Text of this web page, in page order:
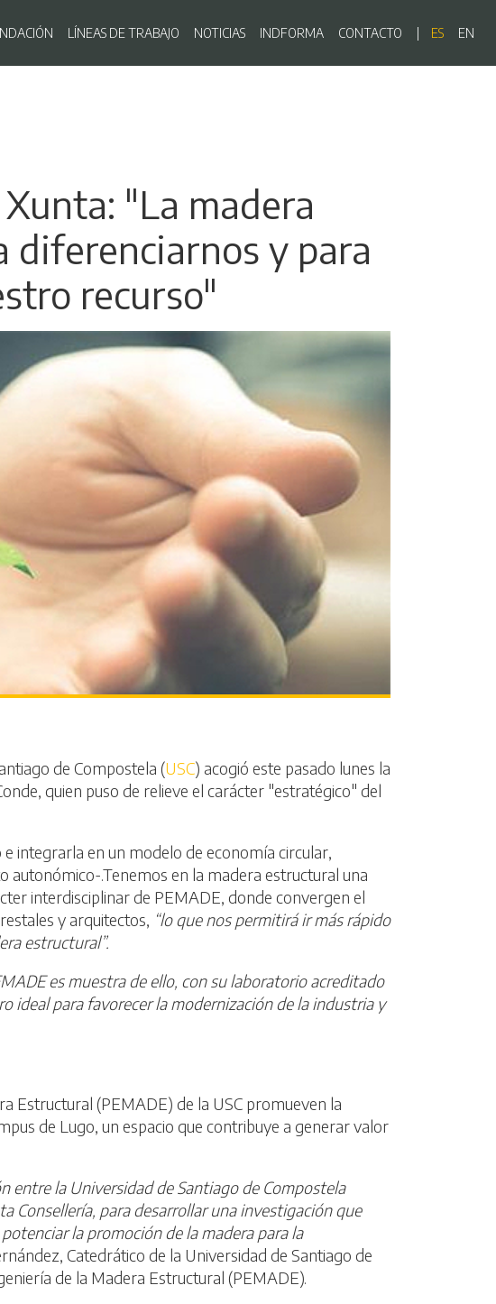
principal
LÍNEAS DE TRABAJO NOTICIAS INDFORMA CONTACTO ES EN
"La madera
y para
recurso"
de Compostela (USC) acogió este pasado lunes la
quien puso de relieve el carácter "estratégico" del
integrarla en un modelo de economía circular,
.Tenemos en la madera estructural una
interdisciplinar de PEMADE, donde convergen el
y arquitectos, “lo que nos permitirá ir más rápido
estructural”.
es muestra de ello, con su laboratorio acreditado
ideal para favorecer la modernización de la industria y
Estructural (PEMADE) de la USC promueven la
de Lugo, un espacio que contribuye a generar valor
entre la Universidad de Santiago de Compostela
Consellería, para desarrollar una investigación que
la promoción de la madera para la
Catedrático de la Universidad de Santiago de
de la Madera Estructural (PEMADE).